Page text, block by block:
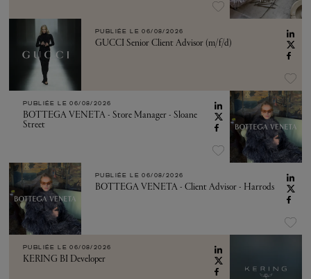
PUBLIÉE LE 06/08/2026
GUCCI Senior Client Advisor (m/f/d)
PUBLIÉE LE 06/08/2026
BOTTEGA VENETA - Store Manager - Sloane
Street
PUBLIÉE LE 06/08/2026
BOTTEGA VENETA - Client Advisor - Harrods
PUBLIÉE LE 06/08/2026
KERING BI Developer